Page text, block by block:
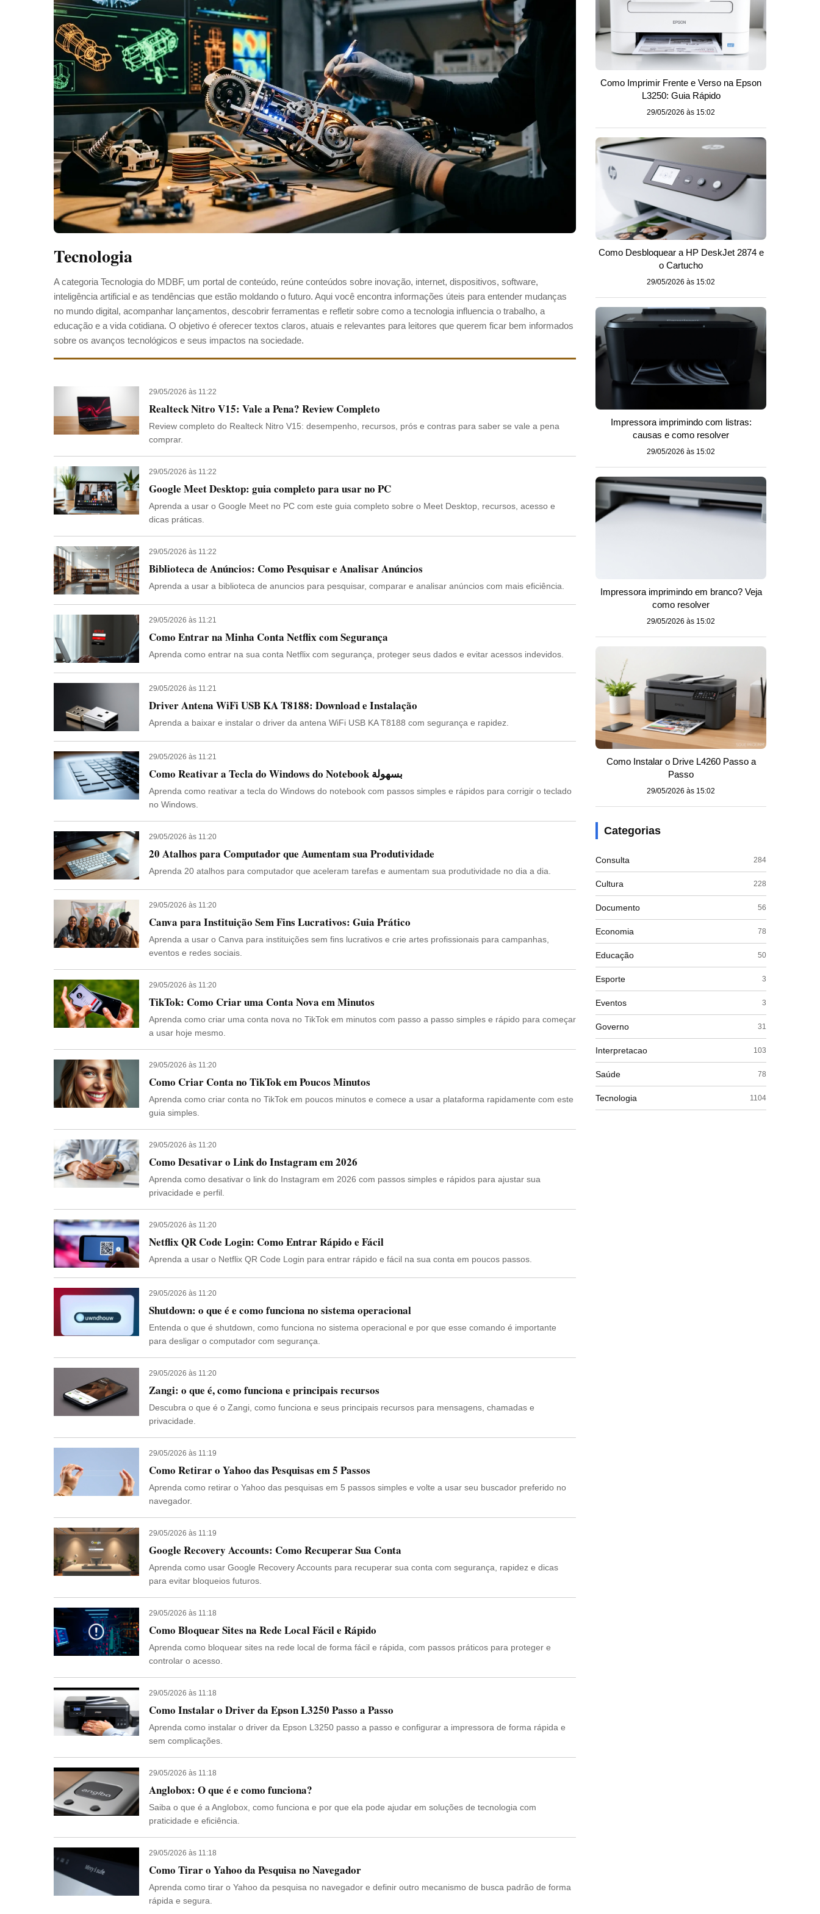
Tecnologia
A categoria Tecnologia do MDBF, um portal de conteúdo, reúne conteúdos sobre inovação, internet, dispositivos, software,
inteligência artificial e as tendências que estão moldando o futuro. Aqui você encontra informações úteis para entender mudanças
no mundo digital, acompanhar lançamentos, descobrir ferramentas e refletir sobre como a tecnologia influencia o trabalho, a
educação e a vida cotidiana. O objetivo é oferecer textos claros, atuais e relevantes para leitores que querem ficar bem informados
sobre os avanços tecnológicos e seus impactos na sociedade.
29/05/2026 às 11:22
Realteck Nitro V15: Vale a Pena? Review Completo
Review completo do Realteck Nitro V15: desempenho, recursos, prós e contras para saber se vale a pena
comprar.
29/05/2026 às 11:22
Google Meet Desktop: guia completo para usar no PC
Aprenda a usar o Google Meet no PC com este guia completo sobre o Meet Desktop, recursos, acesso e
dicas práticas.
29/05/2026 às 11:22
Biblioteca de Anúncios: Como Pesquisar e Analisar Anúncios
Aprenda a usar a biblioteca de anuncios para pesquisar, comparar e analisar anúncios com mais eficiência.
29/05/2026 às 11:21
Como Entrar na Minha Conta Netflix com Segurança
Aprenda como entrar na sua conta Netflix com segurança, proteger seus dados e evitar acessos indevidos.
29/05/2026 às 11:21
Driver Antena WiFi USB KA T8188: Download e Instalação
Aprenda a baixar e instalar o driver da antena WiFi USB KA T8188 com segurança e rapidez.
29/05/2026 às 11:21
Como Reativar a Tecla do Windows do Notebook بسهولة
Aprenda como reativar a tecla do Windows do notebook com passos simples e rápidos para corrigir o teclado
no Windows.
29/05/2026 às 11:20
20 Atalhos para Computador que Aumentam sua Produtividade
Aprenda 20 atalhos para computador que aceleram tarefas e aumentam sua produtividade no dia a dia.
29/05/2026 às 11:20
Canva para Instituição Sem Fins Lucrativos: Guia Prático
Aprenda a usar o Canva para instituições sem fins lucrativos e crie artes profissionais para campanhas,
eventos e redes sociais.
29/05/2026 às 11:20
TikTok: Como Criar uma Conta Nova em Minutos
Aprenda como criar uma conta nova no TikTok em minutos com passo a passo simples e rápido para começar
a usar hoje mesmo.
29/05/2026 às 11:20
Como Criar Conta no TikTok em Poucos Minutos
Aprenda como criar conta no TikTok em poucos minutos e comece a usar a plataforma rapidamente com este
guia simples.
29/05/2026 às 11:20
Como Desativar o Link do Instagram em 2026
Aprenda como desativar o link do Instagram em 2026 com passos simples e rápidos para ajustar sua
privacidade e perfil.
29/05/2026 às 11:20
Netflix QR Code Login: Como Entrar Rápido e Fácil
Aprenda a usar o Netflix QR Code Login para entrar rápido e fácil na sua conta em poucos passos.
29/05/2026 às 11:20
Shutdown: o que é e como funciona no sistema operacional
Entenda o que é shutdown, como funciona no sistema operacional e por que esse comando é importante
para desligar o computador com segurança.
29/05/2026 às 11:20
Zangi: o que é, como funciona e principais recursos
Descubra o que é o Zangi, como funciona e seus principais recursos para mensagens, chamadas e
privacidade.
29/05/2026 às 11:19
Como Retirar o Yahoo das Pesquisas em 5 Passos
Aprenda como retirar o Yahoo das pesquisas em 5 passos simples e volte a usar seu buscador preferido no
navegador.
29/05/2026 às 11:19
Google Recovery Accounts: Como Recuperar Sua Conta
Aprenda como usar Google Recovery Accounts para recuperar sua conta com segurança, rapidez e dicas
para evitar bloqueios futuros.
29/05/2026 às 11:18
Como Bloquear Sites na Rede Local Fácil e Rápido
Aprenda como bloquear sites na rede local de forma fácil e rápida, com passos práticos para proteger e
controlar o acesso.
29/05/2026 às 11:18
Como Instalar o Driver da Epson L3250 Passo a Passo
Aprenda como instalar o driver da Epson L3250 passo a passo e configurar a impressora de forma rápida e
sem complicações.
29/05/2026 às 11:18
Anglobox: O que é e como funciona?
Saiba o que é a Anglobox, como funciona e por que ela pode ajudar em soluções de tecnologia com
praticidade e eficiência.
29/05/2026 às 11:18
Como Tirar o Yahoo da Pesquisa no Navegador
Aprenda como tirar o Yahoo da pesquisa no navegador e definir outro mecanismo de busca padrão de forma
rápida e segura.
Como Imprimir Frente e Verso na Epson
L3250: Guia Rápido
29/05/2026 às 15:02
Como Desbloquear a HP DeskJet 2874 e
o Cartucho
29/05/2026 às 15:02
Impressora imprimindo com listras:
causas e como resolver
29/05/2026 às 15:02
Impressora imprimindo em branco? Veja
como resolver
29/05/2026 às 15:02
Como Instalar o Drive L4260 Passo a
Passo
29/05/2026 às 15:02
Categorias
Consulta 284
Cultura 228
Documento 56
Economia 78
Educação 50
Esporte 3
Eventos 3
Governo 31
Interpretacao 103
Saúde 78
Tecnologia 1104